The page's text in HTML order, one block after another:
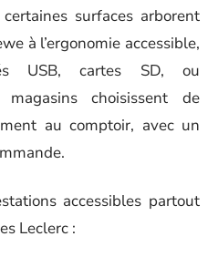
surfaces arborent
à l’ergonomie accessible,
USB, cartes SD, ou
magasins choisissent de
au comptoir, avec un
accessibles partout
Leclerc :